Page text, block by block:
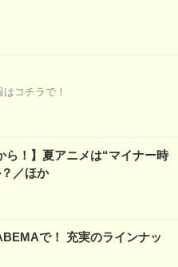
コチラで！
ら！】夏アニメは“マイナー時
／ほか
で！ 充実のラインナッ